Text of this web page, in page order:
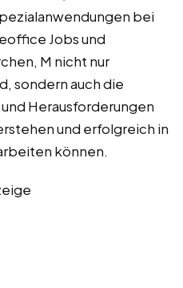
bei
Jobs und
M nicht nur
sondern auch die
Herausforderungen
und erfolgreich in
können.